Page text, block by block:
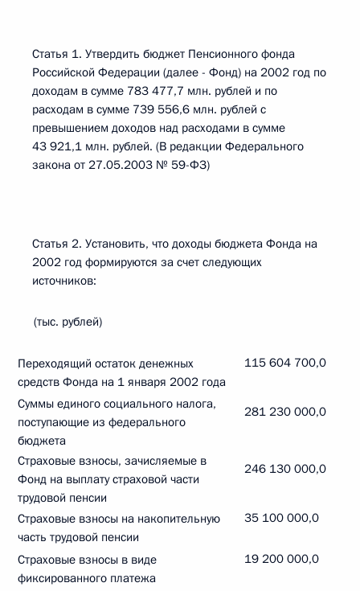
Статья 1. Утвердить бюджет Пенсионного фонда
Российской Федерации (далее - Фонд) на 2002 год по
доходам в сумме 783 477,7 млн. рублей и по
расходам в сумме 739 556,6 млн. рублей с
превышением доходов над расходами в сумме
43 921,1 млн. рублей. (В редакции Федерального
закона от 27.05.2003 № 59-ФЗ)
Статья 2. Установить, что доходы бюджета Фонда на
2002 год формируются за счет следующих
источников:
(тыс. рублей)
Переходящий остаток денежных
средств Фонда на 1 января 2002 года
115 604 700,0
Суммы единого социального налога,
поступающие из федерального
бюджета
281 230 000,0
Страховые взносы, зачисляемые в
Фонд на выплату страховой части
трудовой пенсии
246 130 000,0
Страховые взносы на накопительную
часть трудовой пенсии
35 100 000,0
Страховые взносы в виде
фиксированного платежа
19 200 000,0